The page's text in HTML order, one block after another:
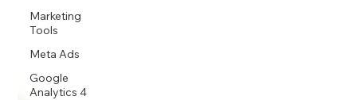
Marketing
Tools
Meta Ads
Google
Analytics 4